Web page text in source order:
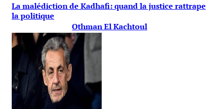
La malédiction de Kadhafi: quand la justice rattrape
la politique
Othman El Kachtoul